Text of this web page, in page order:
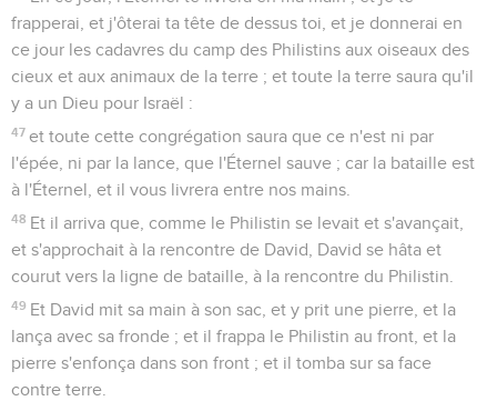
frapperai, et j'ôterai ta tête de dessus toi, et je donnerai en
ce jour les cadavres du camp des Philistins aux oiseaux des
cieux et aux animaux de la terre ; et toute la terre saura qu'il
y a un Dieu pour Israël :
47 et toute cette congrégation saura que ce n'est ni par
l'épée, ni par la lance, que l'Éternel sauve ; car la bataille est
à l'Éternel, et il vous livrera entre nos mains.
48 Et il arriva que, comme le Philistin se levait et s'avançait,
et s'approchait à la rencontre de David, David se hâta et
courut vers la ligne de bataille, à la rencontre du Philistin.
49 Et David mit sa main à son sac, et y prit une pierre, et la
lança avec sa fronde ; et il frappa le Philistin au front, et la
pierre s'enfonça dans son front ; et il tomba sur sa face
contre terre.